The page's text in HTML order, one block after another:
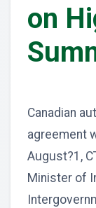
on
Canadian
agreement
August?1,
Minister of